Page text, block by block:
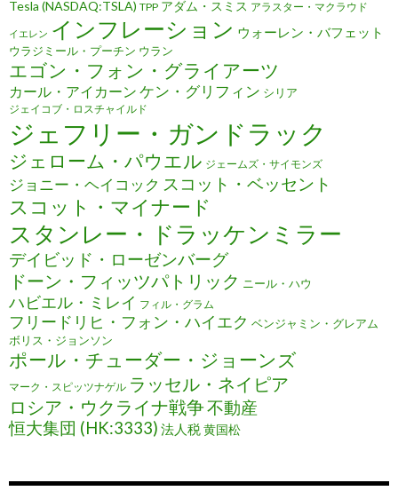
Tesla (NASDAQ:TSLA) TPP アダム・スミス アラスター・マクラウド
イエレン インフレーション ウォーレン・バフェット
ウラジミール・プーチン ウラン
エゴン・フォン・グライアーツ
カール・アイカーン ケン・グリフィン シリア
ジェイコブ・ロスチャイルド
ジェフリー・ガンドラック
ジェローム・パウエル ジェームズ・サイモンズ
ジョニー・ヘイコック スコット・ベッセント
スコット・マイナード
スタンレー・ドラッケンミラー
デイビッド・ローゼンバーグ
ドーン・フィッツパトリック ニール・ハウ
ハビエル・ミレイ フィル・グラム
フリードリヒ・フォン・ハイエク ベンジャミン・グレアム
ボリス・ジョンソン
ポール・チューダー・ジョーンズ
マーク・スピッツナゲル ラッセル・ネイピア
ロシア・ウクライナ戦争不動産
恒大集団 (HK:3333) 法人税黄国松